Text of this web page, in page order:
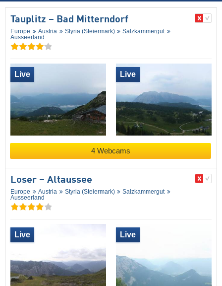
Tauplitz – Bad Mitterndorf
Europe Austria Styria (Steiermark)
Salzkammergut
Ausseerland
Live Live
4 Webcams
Loser – Altaussee
Europe Austria Styria (Steiermark)
Salzkammergut
Ausseerland
Live Live